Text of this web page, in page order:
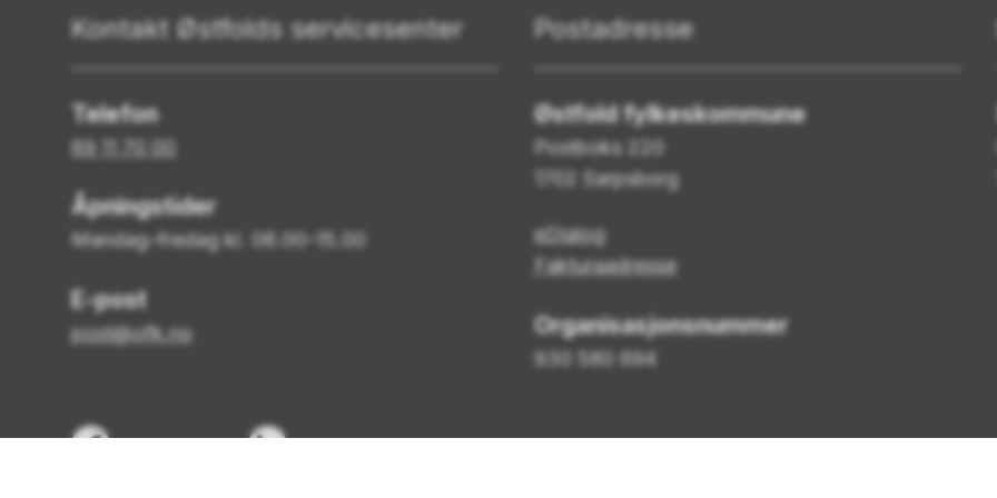
Kontakt Østfolds servicesenter
Telefon
69 11 70 00
Åpningstider
Mandag–fredag kl. 08.00–15.00
E-post
post@ofk.no
Postadresse
Østfold fylkeskommune
Postboks 220
1702 Sarpsborg
eDialog
Fakturaadresse
Organisasjonsnummer
930 580 694
Facebook LinkedIn